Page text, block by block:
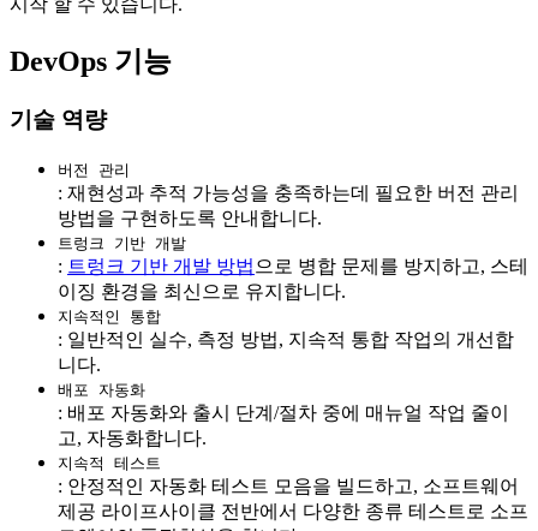
시작 할 수 있습니다.
DevOps 기능
기술 역량
버전 관리
: 재현성과 추적 가능성을 충족하는데 필요한 버전 관리
방법을 구현하도록 안내합니다.
트렁크 기반 개발
: 트렁크 기반 개발 방법 으로 병합 문제를 방지하고, 스테
이징 환경을 최신으로 유지합니다.
지속적인 통합
: 일반적인 실수, 측정 방법, 지속적 통합 작업의 개선합
니다.
배포 자동화
: 배포 자동화와 출시 단계/절차 중에 매뉴얼 작업 줄이
고, 자동화합니다.
지속적 테스트
: 안정적인 자동화 테스트 모음을 빌드하고, 소프트웨어
제공 라이프사이클 전반에서 다양한 종류 테스트로 소프